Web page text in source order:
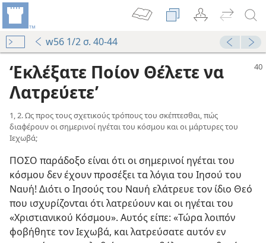
w56 1/2 σ. 40-44
‘Εκλέξατε Ποίον Θέλετε να
Λατρεύετε’
1, 2. Ως προς τους σχετικούς τρόπους του σκέπτεσθαι, πώς
διαφέρουν οι σημερινοί ηγέται του κόσμου και οι μάρτυρες του
Ιεχωβά;
ΠΟΣΟ παράδοξο είναι ότι οι σημερινοί ηγέται του
κόσμου δεν έχουν προσέξει τα λόγια του Ιησού του
Ναυή! Διότι ο Ιησούς του Ναυή ελάτρευε τον ίδιο Θεό
που ισχυρίζονται ότι λατρεύουν και οι ηγέται του
«Χριστιανικού Κόσμου». Αυτός είπε: «Τώρα λοιπόν
φοβήθητε τον Ιεχωβά, και λατρεύσατε αυτόν εν